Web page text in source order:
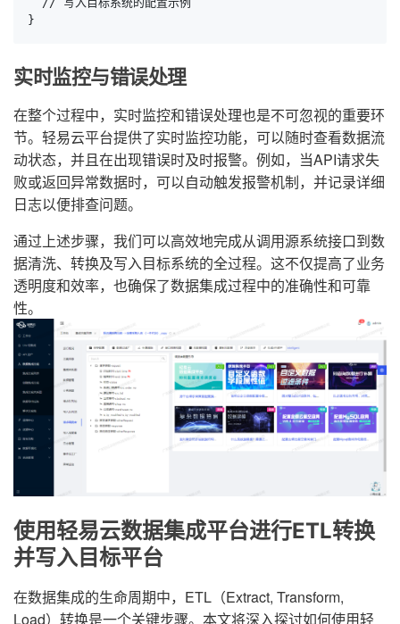
}
实时监控与错误处理
在整个过程中，实时监控和错误处理也是不可忽视的重要环
节。轻易云平台提供了实时监控功能，可以随时查看数据流
动状态，并且在出现错误时及时报警。例如，当API请求失
败或返回异常数据时，可以自动触发报警机制，并记录详细
日志以便排查问题。
通过上述步骤，我们可以高效地完成从调用源系统接口到数
据清洗、转换及写入目标系统的全过程。这不仅提高了业务
透明度和效率，也确保了数据集成过程中的准确性和可靠
性。
使用轻易云数据集成平台进行ETL转换
并写入目标平台
在数据集成的生命周期中，ETL（Extract, Transform,
Load）转换是一个关键步骤。本文将深入探讨如何使用轻